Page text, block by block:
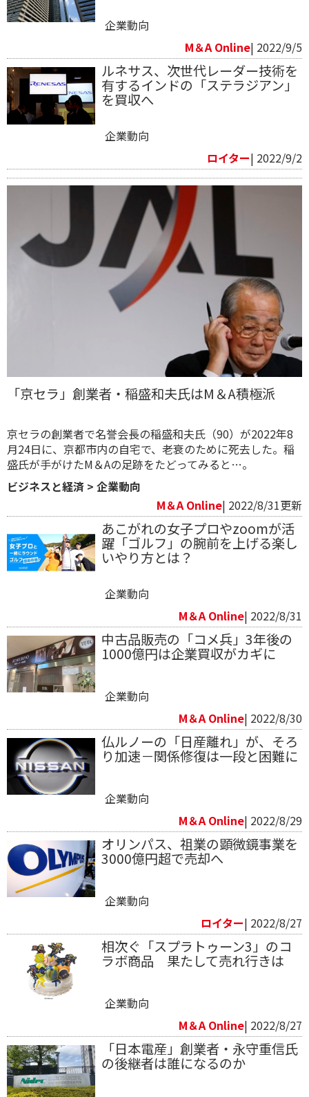
企業動向
M＆A Online| 2022/9/5
ルネサス、次世代レーダー技術を
有するインドの「ステラジアン」
を買収へ
企業動向
ロイター| 2022/9/2
「京セラ」創業者・稲盛和夫氏はM＆A積極派
京セラの創業者で名誉会長の稲盛和夫氏（90）が2022年8
月24日に、京都市内の自宅で、老衰のために死去した。稲
盛氏が手がけたM＆Aの足跡をたどってみると…。
ビジネスと経済 > 企業動向
M＆A Online| 2022/8/31更新
あこがれの女子プロやzoomが活
躍「ゴルフ」の腕前を上げる楽し
いやり方とは？
企業動向
M＆A Online| 2022/8/31
中古品販売の「コメ兵」3年後の
1000億円は企業買収がカギに
企業動向
M＆A Online| 2022/8/30
仏ルノーの「日産離れ」が、そろ
り加速－関係修復は一段と困難に
企業動向
M＆A Online| 2022/8/29
オリンパス、祖業の顕微鏡事業を
3000億円超で売却へ
企業動向
ロイター| 2022/8/27
相次ぐ「スプラトゥーン3」のコ
ラボ商品 果たして売れ行きは
企業動向
M＆A Online| 2022/8/27
「日本電産」創業者・永守重信氏
の後継者は誰になるのか